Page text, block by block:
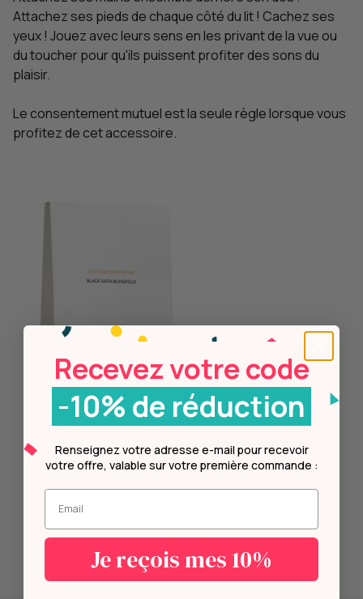
Attachez ses pieds de chaque côté du lit ! Cachez ses
yeux ! Jouez avec leurs sens en les privant de la vue ou
du toucher pour qu'ils puissent profiter des sons du
plaisir.
Le consentement mutuel est la seule règle lorsque vous
profitez de cet accessoire.
Recevez votre code
-10% de réduction
Renseignez votre adresse e-mail pour recevoir
votre offre, valable sur votre première commande :
Entrez votre mail.
Je reçois mes 10%